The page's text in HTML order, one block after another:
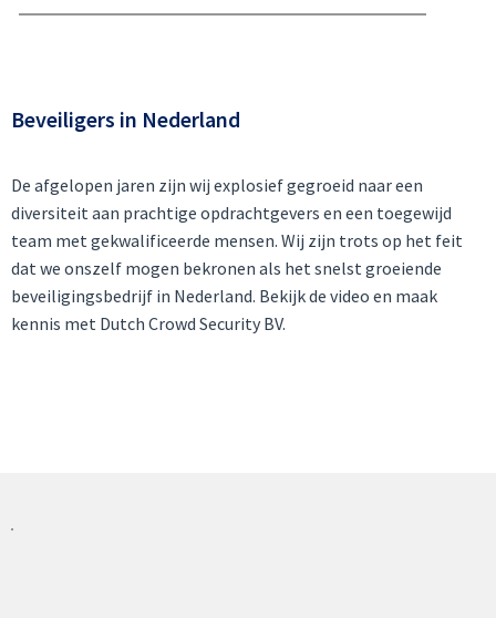
Beveiligers in Nederland
De afgelopen jaren zijn wij explosief gegroeid naar een
diversiteit aan prachtige opdrachtgevers en een toegewijd
team met gekwalificeerde mensen. Wij zijn trots op het feit
dat we onszelf mogen bekronen als het snelst groeiende
beveiligingsbedrijf in Nederland. Bekijk de video en maak
kennis met Dutch Crowd Security BV.